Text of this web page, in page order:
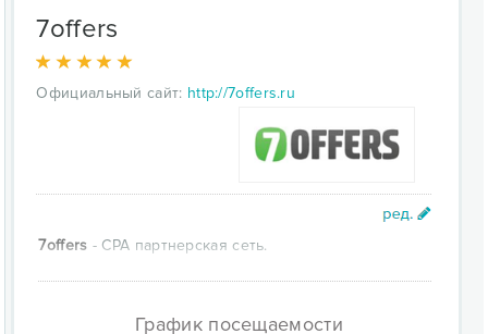
7offers
Официальный сайт: http://7offers.ru
7offers - CPA партнерская сеть.
График посещаемости